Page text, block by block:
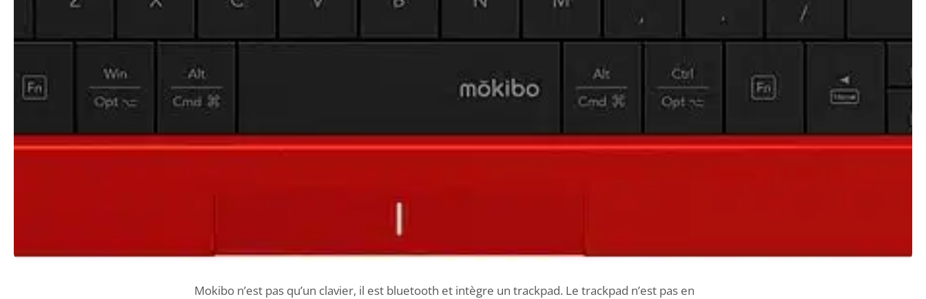
Mokibo n’est pas qu’un clavier, il est bluetooth et intègre un trackpad. Le trackpad n’est pas en